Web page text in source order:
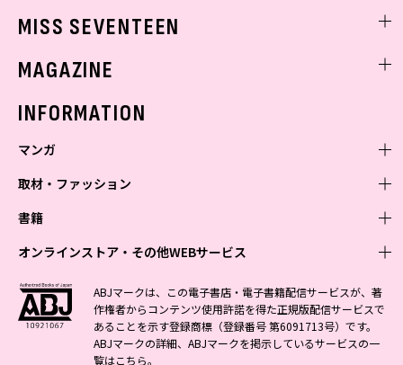
MISS SEVENTEEN
MAGAZINE
INFORMATION
マンガ
少年マンガ
Vジャンプ
最強ジャンプ
少年ジャンプ+
ジャンプTOON
青年マンガ
ZEBRACK
S-MANGA
集英社ジャンプリミックス
少女マンガ
ZEBRACK
S-MANGA
集英社コミック文庫
女性マンガ
ジャンプTOON
取材・ファッション
ファッション・美容
BAILA
MAQUIA
芸能・情報・スポーツ
週プレNEWS
週プレ グラジャパ!
書籍
文芸・文庫・総合
小説すばる
集英社 文芸ステーション
web 集英社文庫
学芸・ノンフィクション・新書
1日5分で、明日は変わる よみタイ yomitai
集英社学芸部 - 学芸・ノンフィクション
ライトノベル・ノベライズ
集英社オレンジ文庫
オンラインストア・その他WEBサービス
オンラインストア
OTO
SHUEISHA MANGA-ART HERITAGE
その他WEBサービス
集英社アドナビ
ABJマークは、この電子書店・電子書籍配信サービスが、著
作権者からコンテンツ使用許諾を得た正規版配信サービスで
あることを示す登録商標（登録番号 第6091713号）です。
ABJマークの詳細、ABJマークを掲示しているサービスの一
覧はこちら。